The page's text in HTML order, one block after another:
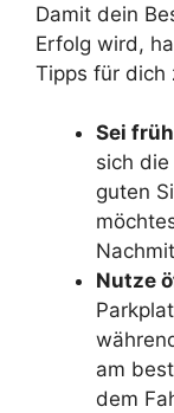
Damit dein
Erfolg wird,
Tipps für dich
Sei
sich
guten
Nutze
am
dem